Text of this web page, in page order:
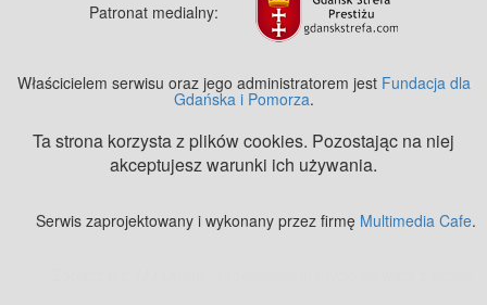
Patronat medialny:
Właścicielem serwisu oraz jego administratorem jest Fundacja dla
Gdańska i Pomorza.
Ta strona korzysta z plików cookies. Pozostając na niej
akceptujesz warunki ich używania.
Serwis zaprojektowany i wykonany przez firmę Multimedia Cafe.